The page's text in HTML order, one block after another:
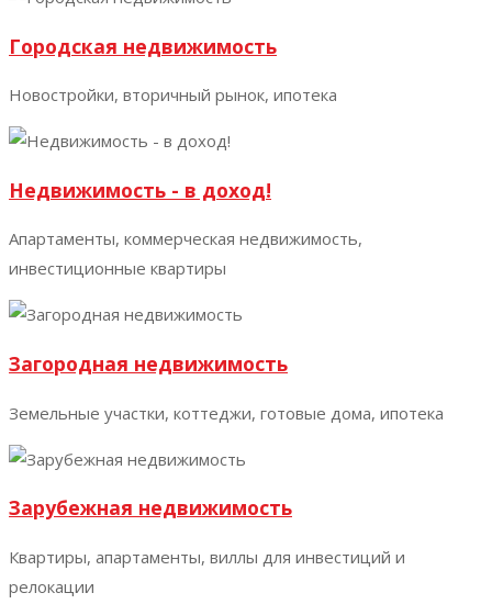
Городская недвижимость
Новостройки, вторичный рынок, ипотека
Недвижимость - в доход!
Апартаменты, коммерческая недвижимость,
инвестиционные квартиры
Загородная недвижимость
Земельные участки, коттеджи, готовые дома, ипотека
Зарубежная недвижимость
Квартиры, апартаменты, виллы для инвестиций и
релокации